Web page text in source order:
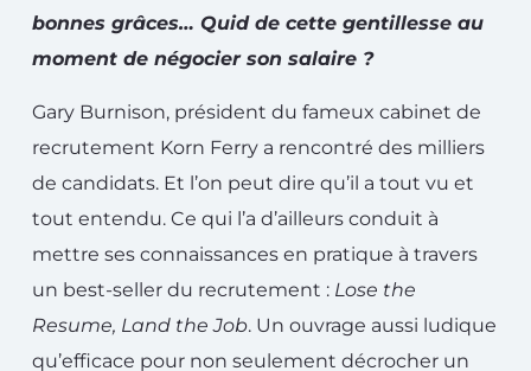
bonnes grâces… Quid de cette gentillesse au
moment de négocier son salaire ?
Gary Burnison, président du fameux cabinet de
recrutement Korn Ferry a rencontré des milliers
de candidats. Et l’on peut dire qu’il a tout vu et
tout entendu. Ce qui l’a d’ailleurs conduit à
mettre ses connaissances en pratique à travers
un best-seller du recrutement : Lose the
Resume, Land the Job. Un ouvrage aussi ludique
qu’efficace pour non seulement décrocher un